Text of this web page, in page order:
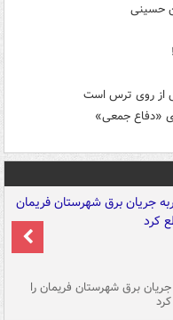
حسینی
از روی ترس است
«دفاع جمعی»
برق شهرستان فریمان را